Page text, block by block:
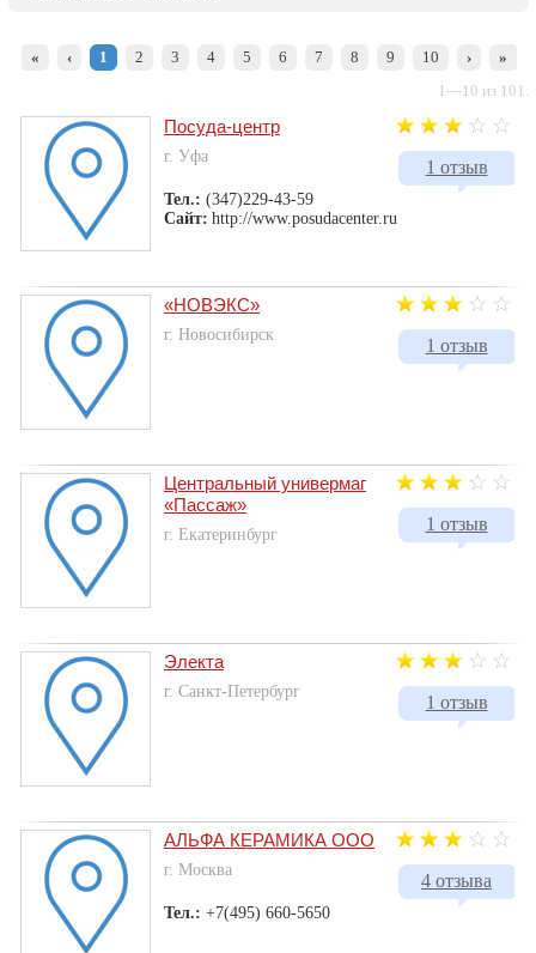
« ‹ 1 2 3 4 5 6 7 8 9 10 ›
»
1—10 из 101.
1 отзыв
Посуда-центр
г. Уфа
Тел.: (347)229-43-59
Сайт: http://www.posudacenter.ru
1 отзыв
«НОВЭКС»
г. Новосибирск
1 отзыв
Центральный универмаг
«Пассаж»
г. Екатеринбург
1 отзыв
Электа
г. Санкт-Петербург
4 отзыва
АЛЬФА КЕРАМИКА ООО
г. Москва
Тел.: +7(495) 660-5650